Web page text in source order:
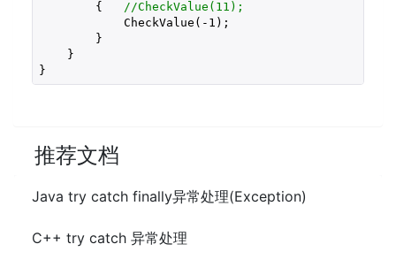
{
//CheckValue(11);
            CheckValue(
-1 );
        }
    }
}
推荐文档
Java try catch finally异常处理(Exception)
C++ try catch 异常处理